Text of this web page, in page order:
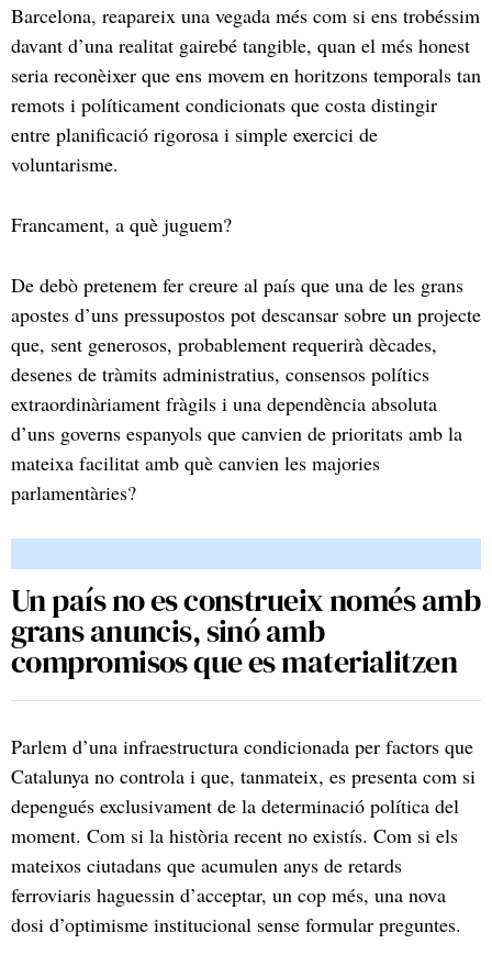
Barcelona, reapareix una vegada més com si ens trobéssim
davant d’una realitat gairebé tangible, quan el més honest
seria reconèixer que ens movem en horitzons temporals tan
remots i políticament condicionats que costa distingir
entre planificació rigorosa i simple exercici de
voluntarisme.
Francament, a què juguem?
De debò pretenem fer creure al país que una de les grans
apostes d’uns pressupostos pot descansar sobre un projecte
que, sent generosos, probablement requerirà dècades,
desenes de tràmits administratius, consensos polítics
extraordinàriament fràgils i una dependència absoluta
d’uns governs espanyols que canvien de prioritats amb la
mateixa facilitat amb què canvien les majories
parlamentàries?
Un país no es construeix només amb
grans anuncis, sinó amb
compromisos que es materialitzen
Parlem d’una infraestructura condicionada per factors que
Catalunya no controla i que, tanmateix, es presenta com si
depengués exclusivament de la determinació política del
moment. Com si la història recent no existís. Com si els
mateixos ciutadans que acumulen anys de retards
ferroviaris haguessin d’acceptar, un cop més, una nova
dosi d’optimisme institucional sense formular preguntes.